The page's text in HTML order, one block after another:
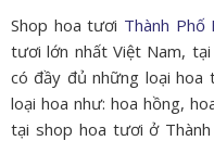
Shop hoa tươi Thành Phố
tươi lớn nhất Việt Nam,
có đầy đủ những loại hoa
loại hoa như: hoa hồng,
tại shop hoa tươi ở